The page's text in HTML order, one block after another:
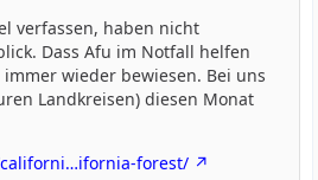
verfassen, haben nicht
Dass Afu im Notfall helfen
wieder bewiesen. Bei uns
Landkreisen) diesen Monat
forest/